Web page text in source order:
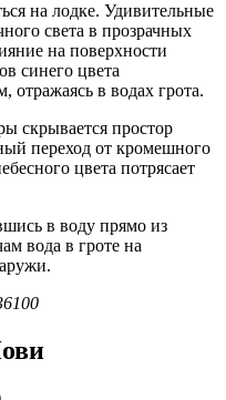
на лодке. Удивительные
света в прозрачных
на поверхности
синего цвета
отражаясь в водах грота.
скрывается простор
переход от кромешного
цвета потрясает
в воду прямо из
вода в гроте на